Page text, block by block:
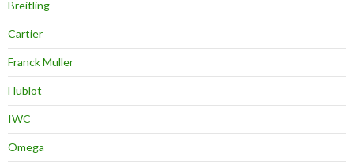
Breitling
Cartier
Franck Muller
Hublot
IWC
Omega